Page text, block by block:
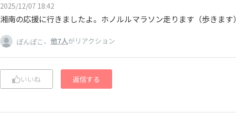
2025/12/07 18:42
湘南の応援に行きましたよ。ホノルルマラソン走ります（歩きます）
ぽんぽこ 、 他7人がリアクション
いいね 返信する